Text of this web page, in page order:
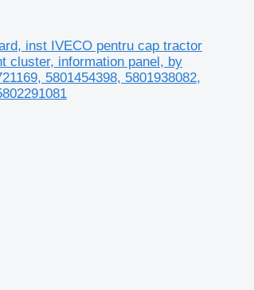
inst IVECO pentru cap tractor
cluster, information panel, by
5801454398, 5801938082,